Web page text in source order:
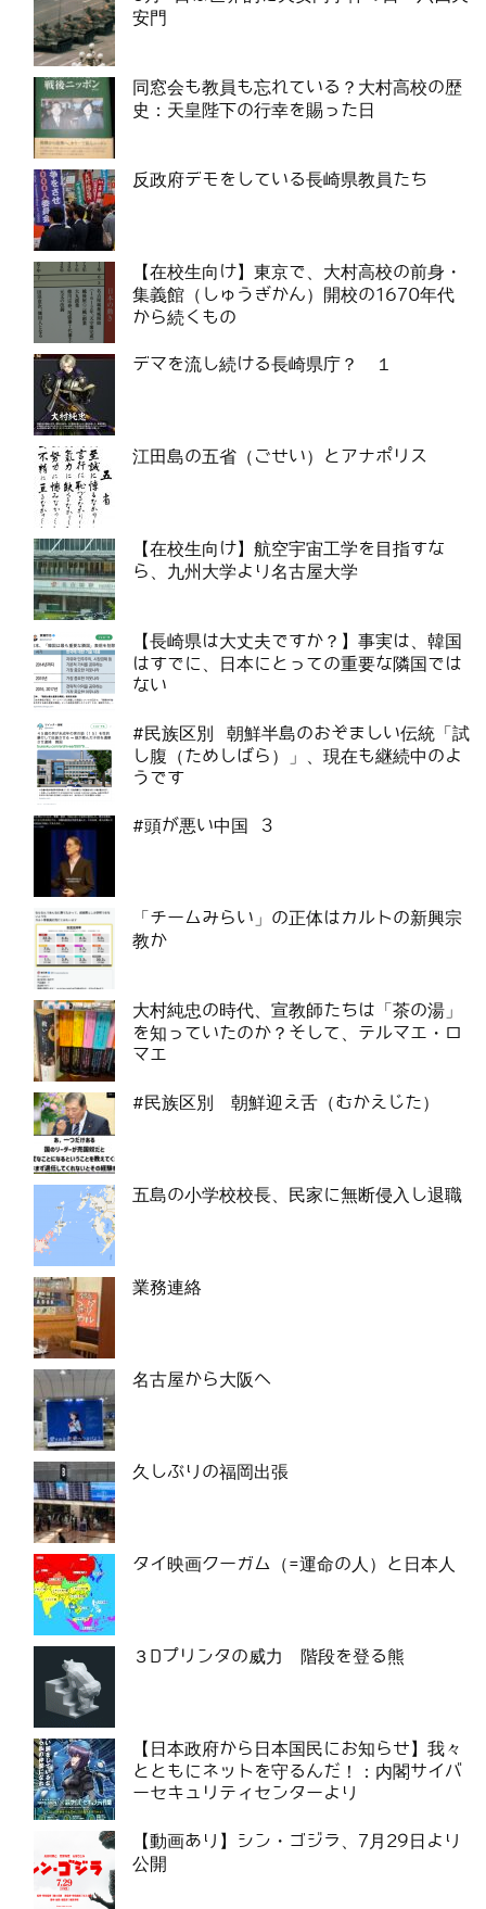
安門
同窓会も教員も忘れている？大村高校の歴
史：天皇陛下の行幸を賜った日
反政府デモをしている長崎県教員たち
【在校生向け】東京で、大村高校の前身・
集義館（しゅうぎかん）開校の1670年代
から続くもの
デマを流し続ける長崎県庁？ １
江田島の五省（ごせい）とアナポリス
【在校生向け】航空宇宙工学を目指すな
ら、九州大学より名古屋大学
【長崎県は大丈夫ですか？】事実は、韓国
はすでに、日本にとっての重要な隣国では
ない
#民族区別 朝鮮半島のおぞましい伝統「試
し腹（ためしばら）」、現在も継続中のよ
うです
#頭が悪い中国 3
「チームみらい」の正体はカルトの新興宗
教か
大村純忠の時代、宣教師たちは「茶の湯」
を知っていたのか？そして、テルマエ・ロ
マエ
#民族区別 朝鮮迎え舌（むかえじた）
五島の小学校校長、民家に無断侵入し退職
業務連絡
名古屋から大阪へ
久しぶりの福岡出張
タイ映画クーガム（=運命の人）と日本人
３Dプリンタの威力 階段を登る熊
【日本政府から日本国民にお知らせ】我々
とともにネットを守るんだ！：内閣サイバ
ーセキュリティセンターより
【動画あり】シン・ゴジラ、7月29日より
公開